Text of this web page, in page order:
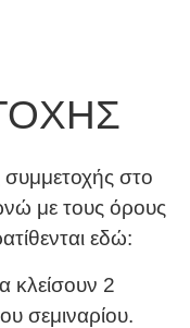
στο
με τους όρους
εδώ:
κλείσουν 2
σεμιναρίου.